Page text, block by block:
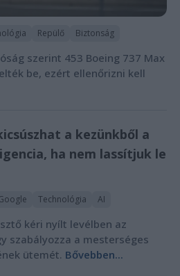
Repülő Biztonság
szerint 453 Boeing 737 Max
be, ezért ellenőrizni kell
a kezünkből a
ha nem lassítjuk le
Technológia AI
kéri nyílt levélben az
szabályozza a mesterséges
ütemét. Bővebben...